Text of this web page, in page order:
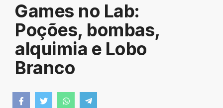
Games no Lab:
Poções, bombas,
alquimia e Lobo
Branco